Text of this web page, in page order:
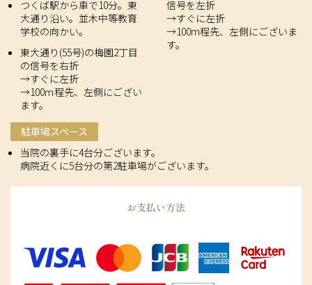
つくば駅から車で10分。東
大通り沿い。並木中等教育
学校の向かい。
東大通り(55号)の梅園2丁目
の信号を右折
→すぐに左折
→100ｍ程先、左側にござい
ます。
信号を左折
→すぐに左折
→100m程先、左側にございま
す。
駐車場スペース
当院の裏手に4台分ございます。
病院近くに5台分の第2駐車場がございます。
お支払い方法